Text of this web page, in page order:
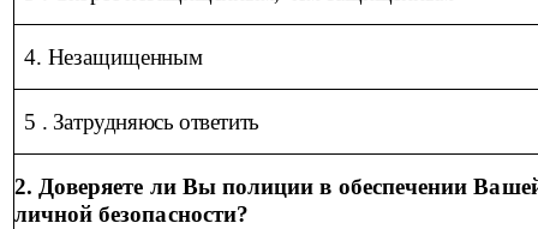
4. Незащищенным
5 . Затрудняюсь ответить
2. Доверяете ли Вы полиции в обеспечении
личной безопасности?